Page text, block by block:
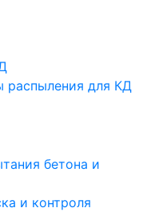
распыления для КД
бетона и
и контроля